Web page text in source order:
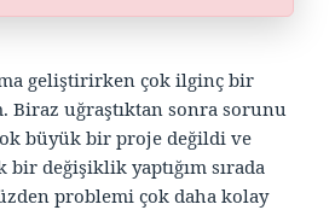
geliştirirken çok ilginç bir
Biraz uğraştıktan sonra sorunu
büyük bir proje değildi ve
bir değişiklik yaptığım sırada
problemi çok daha kolay